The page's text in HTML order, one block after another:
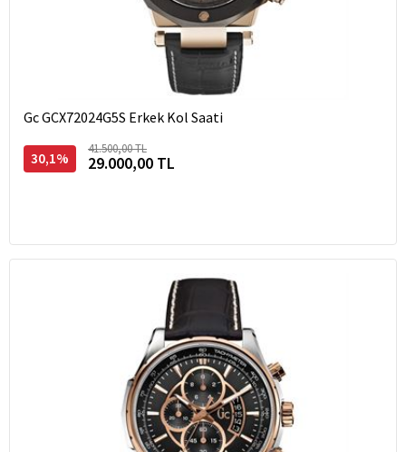
Gc GCX72024G5S Erkek Kol Saati
30,1%
41.500,00 TL
29.000,00 TL